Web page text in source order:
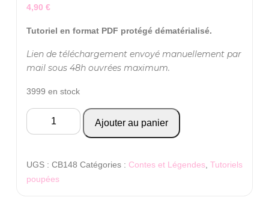
4,90 €
Tutoriel en format PDF protégé dématérialisé.
Lien de téléchargement envoyé manuellement par
mail sous 48h ouvrées maximum.
3999 en stock
quantité
de
le
Ajouter au panier
UGS : CB148 Catégories : Contes et Légendes Tutoriels
poupées